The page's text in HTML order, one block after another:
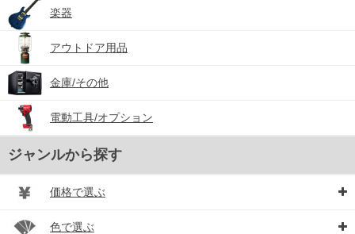
楽器
アウトドア用品
金庫/その他
電動工具/オプション
ジャンルから探す
価格で選ぶ
色で選ぶ